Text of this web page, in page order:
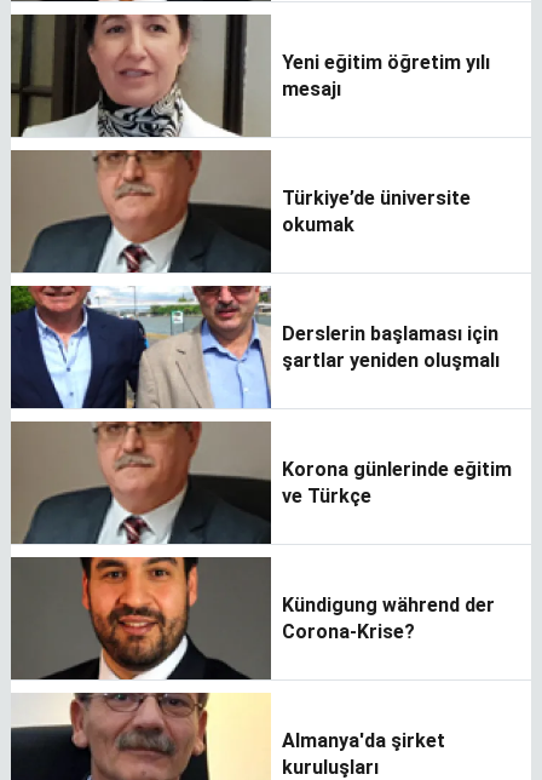
Yeni eğitim öğretim yılı
mesajı
Türkiye’de üniversite
okumak
Derslerin başlaması için
şartlar yeniden oluşmalı
Korona günlerinde eğitim
ve Türkçe
Kündigung während der
Corona-Krise?
Almanya'da şirket
kuruluşları